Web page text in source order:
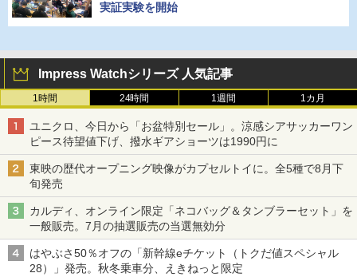
実証実験を開始
Impress Watchシリーズ 人気記事
1時間 24時間 1週間 1カ月
ユニクロ、今日から「お盆特別セール」。涼感シアサッカーワン
ピース待望値下げ、撥水ギアショーツは1990円に
東映の歴代オープニング映像がカプセルトイに。全5種で8月下
旬発売
カルディ、オンライン限定「ネコバッグ＆タンブラーセット」を
一般販売。7月の抽選販売の当選無効分
はやぶさ50％オフの「新幹線eチケット（トクだ値スペシャル
28）」発売。秋冬乗車分、えきねっと限定